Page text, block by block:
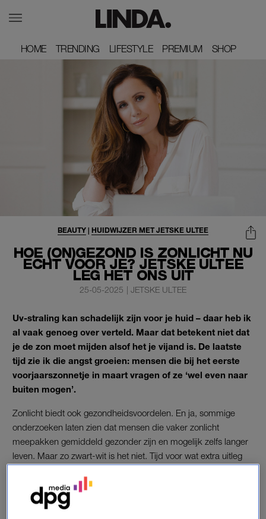
HOME
HOME TRENDING
TRENDING LIFESTYLE
LIFESTYLE PREMIUM
PREMIUM SHOP
SHOP
HOE (ON)GEZOND IS ZONLICHT NU
ECHT VOOR JE? JETSKE ULTEE
LEG HET ONS UIT
BEAUTY | HUIDWIJZER MET JETSKE ULTEE
25-05-2025 | JETSKE ULTEE
Uv-straling kan schadelijk zijn voor je huid – daar heb ik
al vaak genoeg over verteld. Maar dat betekent niet dat
je de zon moet mijden alsof het je vijand is. De laatste
tijd zie ik die angst groeien: mensen die bij het eerste
voorjaarszonnetje in maart vragen of ze ‘wel even naar
buiten mogen’.
Zonlicht biedt ook gezondheidsvoordelen. En ja, sommige
onderzoeken laten zien dat mensen die vaker zonlicht
meepakken gemiddeld gezonder zijn en mogelijk zelfs langer
leven. Maar zo zwart-wit is het niet. Tijd voor wat extra uitleg
HOEVEEL MINUTEN ZON MAXIMAAL PER